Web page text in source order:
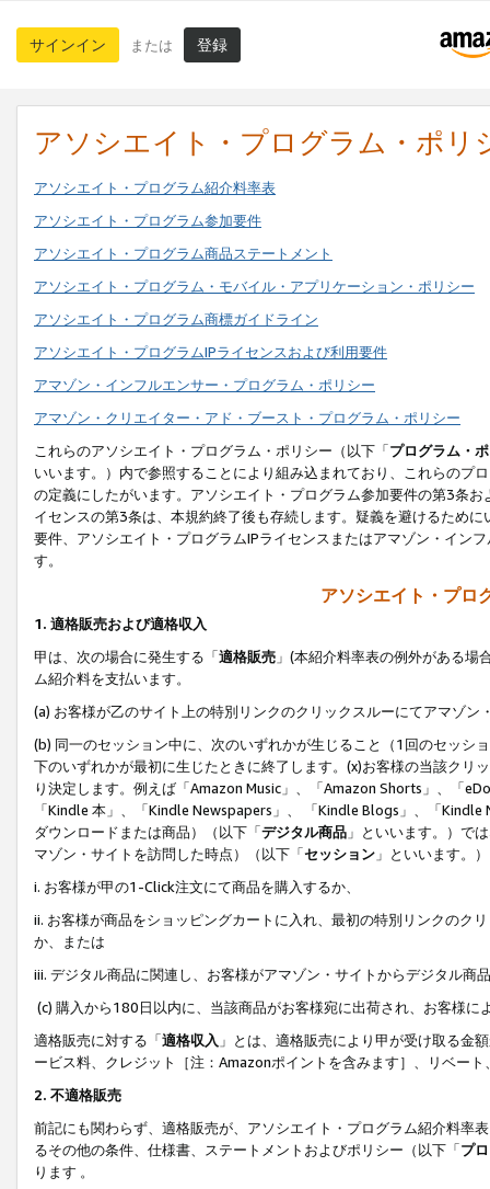
サインイン または 登録
アソシエイト・プログラム・ポリ
アソシエイト・プログラム紹介料率表
アソシエイト・プログラム参加要件
アソシエイト・プログラム商品ステートメント
アソシエイト・プログラム・モバイル・アプリケーション・ポリシー
アソシエイト・プログラム商標ガイドライン
アソシエイト・プログラムIPライセンスおよび利用要件
アマゾン・インフルエンサー・プログラム・ポリシー
アマゾン・クリエイター・アド・ブースト・プログラム・ポリシー
これらのアソシエイト・プログラム・ポリシー（以下「プログラム・
いいます。）内で参照することにより組み込まれており、これらのプ
の定義にしたがいます。アソシエイト・プログラム参加要件の第3条
イセンスの第3条は、本規約終了後も存続します。疑義を避けるため
要件、アソシエイト・プログラムIPライセンスまたはアマゾン・イン
す。
アソシエイト・プロ
1. 適格販売および適格収入
甲は、次の場合に発生する「適格販売 」(本紹介料率表の例外がある
ム紹介料を支払います。
(a) お客様が乙のサイト上の特別リンクのクリックスルーにてアマゾン
(b) 同一のセッション中に、次のいずれかが生じること（1回のセッシ
下のいずれかが最初に生じたときに終了します。(x)お客様の当該ク
り決定します。例えば「Amazon Music」、「Amazon Shorts」、「
「Kindle 本」、「Kindle Newspapers」、 「Kindle Blogs」、「
ダウンロードまたは商品）（以下「デジタル商品 」といいます。）で
マゾン・サイトを訪問した時点）（以下「セッション 」といいます。
i. お客様が甲の1-Click注文にて商品を購入するか、
ii. お客様が商品をショッピングカートに入れ、最初の特別リンクのク
か、または
iii. デジタル商品に関連し、お客様がアマゾン・サイトからデジタル
(c) 購入から180日以内に、当該商品がお客様宛に出荷され、お客様
適格販売に対する「適格収入 」とは、適格販売により甲が受け取る金
ービス料、クレジット［注：Amazonポイントを含みます］、リベー
2. 不適格販売
前記にも関わらず、適格販売が、アソシエイト・プログラム紹介料率
るその他の条件、仕様書、ステートメントおよびポリシー（以下「プ
ります 。